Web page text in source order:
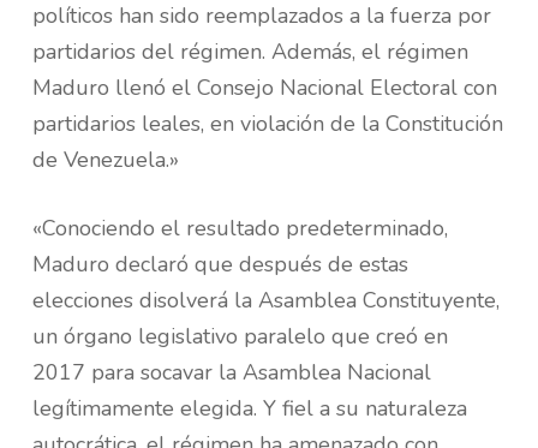
políticos han sido reemplazados a la fuerza por
partidarios del régimen. Además, el régimen
Maduro llenó el Consejo Nacional Electoral con
partidarios leales, en violación de la Constitución
de Venezuela.»
«Conociendo el resultado predeterminado,
Maduro declaró que después de estas
elecciones disolverá la Asamblea Constituyente,
un órgano legislativo paralelo que creó en
2017 para socavar la Asamblea Nacional
legítimamente elegida. Y fiel a su naturaleza